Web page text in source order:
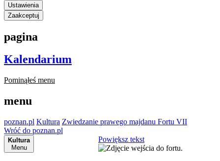
Ustawienia
Zaakceptuj
pagina
Kalendarium
Pominąłeś menu
menu
poznan.pl Kultura Zwiedzanie prawego majdanu Fortu VII
Wróć do poznan.pl
Kultura
Menu
Powiększ tekst